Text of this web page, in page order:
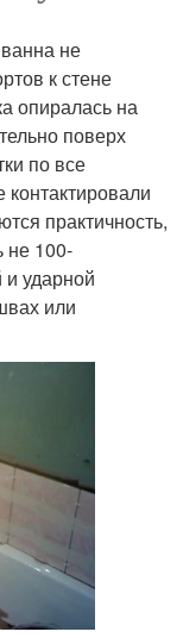
не
к стене
опиралась на
поверх
по все
практичность,
не 100-
ударной
или